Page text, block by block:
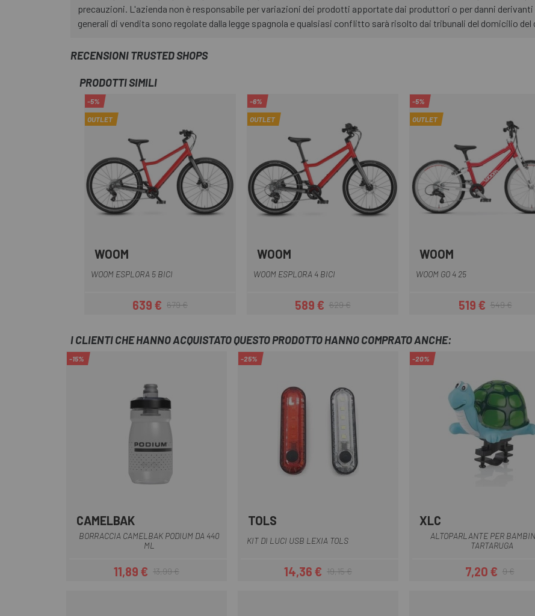
precauzioni. L'azienda non è responsabile per variazioni dei prodotti apportate dai produttori o per danni
generali di vendita sono regolate dalla legge spagnola e qualsiasi conflitto sarà risolto dai tribunali del domicilio
RECENSIONI TRUSTED SHOPS
PRODOTTI SIMILI
-5%
OUTLET
WOOM
WOOM ESPLORA 5 BICI
Prezzo
639 €Prezzo base
679 €
-6%
OUTLET
WOOM
WOOM ESPLORA 4 BICI
Prezzo
589 €Prezzo base
629 €
Giallo
-5%
OUTLET
WOOM
WOOM GO 4 25
Prezzo
519 €Prezzo base
549 €
I CLIENTI CHE HANNO ACQUISTATO QUESTO PRODOTTO HANNO COMPRATO ANCHE:
Azzurro
Grigio
-15%
CAMELBAK
BORRACCIA CAMELBAK PODIUM DA 440
ML
Prezzo
11,89 €Prezzo base
13,99 €
-25%
TOLS
KIT DI LUCI USB LEXIA TOLS
Prezzo
14,36 €Prezzo base
19,15 €
-20%
XLC
ALTOPARLANTE PER
TARTARUGA
Prezzo
7,20 €Prezzo base
9 €